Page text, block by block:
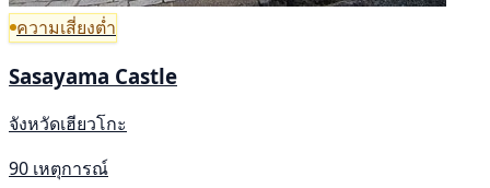
ความเสี่ยงต่ำ
Sasayama Castle
จังหวัดเฮียวโกะ
90 เหตุการณ์